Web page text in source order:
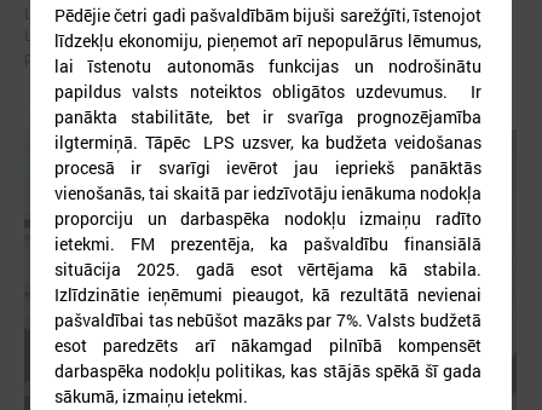
Latvijas Pašvaldību savienība aicina piedalīties Iekšlietu ministrijas un
Latvijas Pašvaldību savienības sarunās, kas notiks šī gada 5. augustā
plkst. 14:30 LPS 4. stāva zālē (Mazā Pils iela 1, Rīga).
Pēdējie četri gadi pašvaldībām bijuši sarežģīti, īstenojot
līdzekļu ekonomiju, pieņemot arī nepopulārus lēmumus,
lai īstenotu autonomās funkcijas un nodrošinātu
papildus valsts noteiktos obligātos uzdevumus. Ir
panākta stabilitāte, bet ir svarīga prognozējamība
ilgtermiņā. Tāpēc LPS uzsver, ka budžeta veidošanas
procesā ir svarīgi ievērot jau iepriekš panāktās
vienošanās, tai skaitā par iedzīvotāju ienākuma nodokļa
proporciju un darbaspēka nodokļu izmaiņu radīto
ietekmi. FM prezentēja, ka pašvaldību finansiālā
situācija 2025. gadā esot vērtējama kā stabila.
Izlīdzinātie ieņēmumi pieaugot, kā rezultātā nevienai
pašvaldībai tas nebūšot mazāks par 7%. Valsts budžetā
esot paredzēts arī nākamgad pilnībā kompensēt
darbaspēka nodokļu politikas, kas stājās spēkā šī gada
sākumā, izmaiņu ietekmi.